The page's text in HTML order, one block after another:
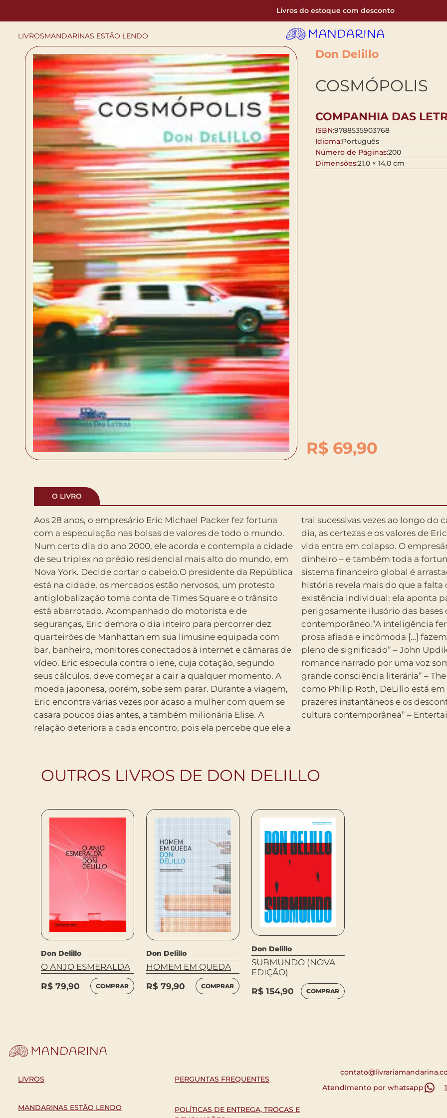
Livros do estoque com desconto
LIVROSMANDARINAS ESTÃO LENDO
Don Delillo
COSMÓPOLIS
COMPANHIA DAS
ISBN:9788535903768
Idioma:Português
Número de Páginas:200
Dimensões:21,0 × 14,0 cm
R$69,90
O LIVRO
Aos 28 anos, o empresário Eric Michael Packer fez fortuna
com a especulação nas bolsas de valores de todo o mundo.
Num certo dia do ano 2000, ele acorda e contempla a cidade
de seu triplex no prédio residencial mais alto do mundo, em
Nova York. Decide cortar o cabelo.O presidente da República
está na cidade, os mercados estão nervosos, um protesto
antiglobalização toma conta de Times Square e o trânsito
está abarrotado. Acompanhado do motorista e de
seguranças, Eric demora o dia inteiro para percorrer dez
quarteirões de Manhattan em sua limusine equipada com
bar, banheiro, monitores conectados à internet e câmaras de
vídeo. Eric especula contra o iene, cuja cotação, segundo
seus cálculos, deve começar a cair a qualquer momento. A
moeda japonesa, porém, sobe sem parar. Durante a viagem,
Eric encontra várias vezes por acaso a mulher com quem se
casara poucos dias antes, a também milionária Elise. A
relação deteriora a cada encontro, pois ela percebe que ele a
trai sucessivas vezes ao longo do caminho.No decorrer do
dia, as certezas e os valores de Eric se mostram vazios e sua
vida entra em colapso. O empresário perde mais e mais
dinheiro – e também toda a fortuna de Elise -, até que o
sistema financeiro global é arrastado para uma grave crise.A
história revela mais do que a falta de sentido de uma
existência individual: ela aponta para o caráter
perigosamente ilusório das bases que sustentam o mundo
contemporâneo.”A inteligência fervilhante de DeLillo e sua
prosa afiada e incômoda […] fazem cada episódio brilhar
pleno de significado” – John Updike, The New Yorker”Um
romance narrado por uma voz sombria e reflexiva, lírica e de
grande consciência literária” – The Whashington Post “Assim
como Philip Roth, DeLillo está em total sincronia com os
prazeres instantâneos e os descontentamentos profundos da
cultura contemporânea” –
OUTROS LIVROS DE DON DELILLO
Don Delillo
O ANJO ESMERALDA
R$ 79,90 COMPRAR
Don Delillo
HOMEM EM QUEDA
R$ 79,90 COMPRAR
Don Delillo
SUBMUNDO (NOVA
EDIÇÃO)
R$ 154,90 COMPRAR
LIVROS
MANDARINAS ESTÃO LENDO
PERGUNTAS FREQUENTES
POLÍTICAS DE ENTREGA, TROCAS E
Atendimento por whatsapp